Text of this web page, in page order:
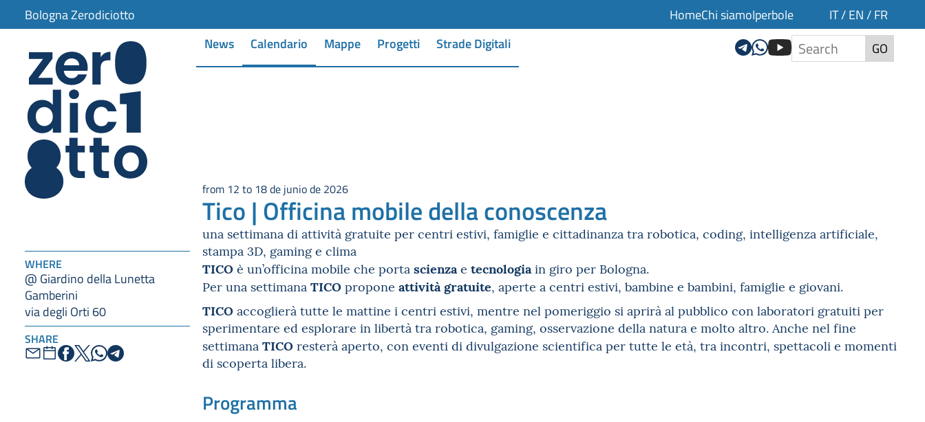
Bologna Zerodiciotto HomeChi siamoIperbole IT/ EN / FR
News Calendario Mappe Progetti Strade Digitali GO
WHERE
@ Giardino della Lunetta
Gamberini
via degli Orti 60
SHARE
from 12 to 18 de junio de 2026
Tico | Officina mobile della conoscenza
una settimana di attività gratuite per centri estivi, famiglie e cittadinanza tra robotica, coding, intelligenza artificiale,
stampa 3D, gaming e clima
TICO è un’officina mobile che porta scienza e tecnologia in giro per Bologna.
Per una settimana TICO propone attività gratuite, aperte a centri estivi, bambine e bambini, famiglie e giovani.
TICO accoglierà tutte le mattine i centri estivi, mentre nel pomeriggio si aprirà al pubblico con laboratori gratuiti per
sperimentare ed esplorare in libertà tra robotica, gaming, osservazione della natura e molto altro. Anche nel fine
settimana TICO resterà aperto, con eventi di divulgazione scientifica per tutte le età, tra incontri, spettacoli e momenti
di scoperta libera.
Programma